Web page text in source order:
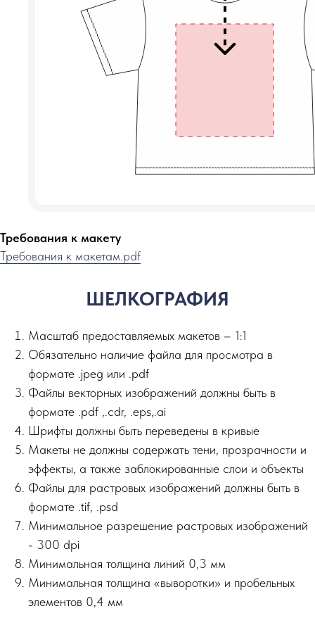
Требования к макету
Требования к макетам.pdf
ШЕЛКОГРАФИЯ
Масштаб предоставляемых макетов – 1:1
Обязательно наличие файла для просмотра в
формате .jpeg или .pdf
Файлы векторных изображений должны быть в
формате .pdf ,.сdr, .eps,.ai
Шрифты должны быть переведены в кривые
Макеты не должны содержать тени, прозрачности и
эффекты, а также заблокированные слои и объекты
Файлы для растровых изображений должны быть в
формате .tif, .psd
Минимальное разрешение растровых изображений
- 300 dpi
Минимальная толщина линий 0,3 мм
Минимальная толщина «выворотки» и пробельных
элементов 0,4 мм